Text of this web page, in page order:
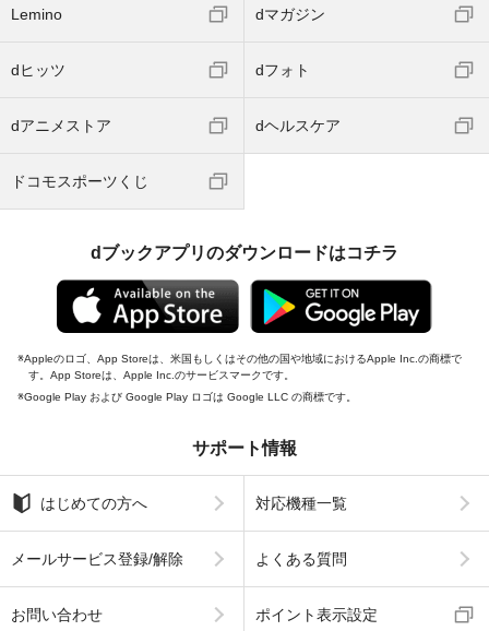
Lemino dマガジン
dヒッツ dフォト
dアニメストア dヘルスケア
ドコモスポーツくじ
dブックアプリのダウンロードはコチラ
Appleのロゴ、App Storeは、米国もしくはその他の国や地域におけるApple Inc.の商標で
す。App Storeは、Apple Inc.のサービスマークです。
Google Play および Google Play ロゴは Google LLC の商標です。
サポート情報
はじめての方へ 対応機種一覧
メールサービス登録/解除 よくある質問
お問い合わせ ポイント表示設定